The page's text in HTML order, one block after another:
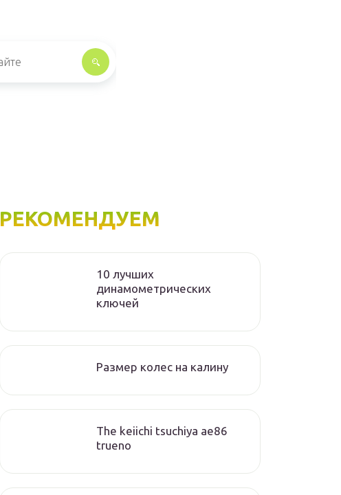
РЕКОМЕНДУЕМ
10 лучших
динамометрических
ключей
Размер колес на калину
The keiichi tsuchiya ae86
trueno